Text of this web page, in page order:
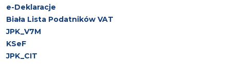
e-Deklaracje
Biała Lista Podatników VAT
JPK_V7M
KSeF
JPK_CIT